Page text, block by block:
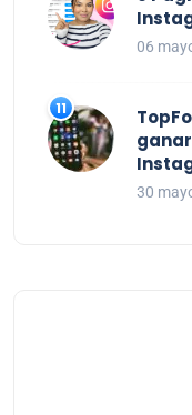
06
30